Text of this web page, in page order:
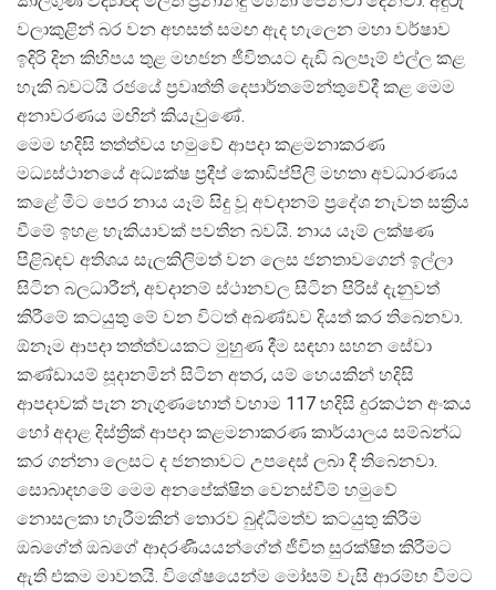
වලාකුළින් බර වන අහසත් සමඟ ඇද හැලෙන මහා වර්ෂාව
ඉදිරි දින කිහිපය තුළ මහජන ජීවිතයට දැඩි බලපෑම් එල්ල කළ
හැකි බවටයි රජයේ ප්රවෘත්ති දෙපාර්තමේන්තුවේදී කළ මෙම
අනාවරණය මඟින් කියැවුණේ.
මෙම හදිසි තත්ත්වය හමුවේ ආපදා කළමනාකරණ
මධ්යස්ථානයේ අධ්යක්ෂ ප්රදීප් කොඩිප්පිලි මහතා අවධාරණය
කළේ මීට පෙර නාය යෑම් සිදු වූ අවදානම් ප්රදේශ නැවත සක්රිය
වීමේ ඉහළ හැකියාවක් පවතින බවයි. නාය යෑම් ලක්ෂණ
පිළිබඳව අතිශය සැලකිලිමත් වන ලෙස ජනතාවගෙන් ඉල්ලා
සිටින බලධාරීන්, අවදානම් ස්ථානවල සිටින පිරිස් දැනුවත්
කිරීමේ කටයුතු මේ වන විටත් අඛණ්ඩව දියත් කර තිබෙනවා.
ඕනෑම ආපදා තත්ත්වයකට මුහුණ දීම සඳහා සහන සේවා
කණ්ඩායම් සූදානමින් සිටින අතර, යම් හෙයකින් හදිසි
ආපදාවක් පැන නැගුණහොත් වහාම 117 හදිසි දුරකථන අංකය
හෝ අදාළ දිස්ත්රික් ආපදා කළමනාකරණ කාර්යාලය සම්බන්ධ
කර ගන්නා ලෙසට ද ජනතාවට උපදෙස් ලබා දී තිබෙනවා.
සොබාදහමේ මෙම අනපේක්ෂිත වෙනස්වීම් හමුවේ
නොසලකා හැරීමකින් තොරව බුද්ධිමත්ව කටයුතු කිරීම
ඔබගේත් ඔබගේ ආදරණීයයන්ගේත් ජීවිත සුරක්ෂිත කිරීමට
ඇති එකම මාවතයි. විශේෂයෙන්ම මෝසම් වැසි ආරම්භ වීමට